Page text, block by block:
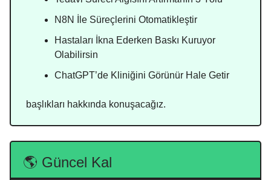
N8N İle Süreçlerini Otomatikleştir
Hastaları İkna Ederken Baskı Kuruyor
Olabilirsin
ChatGPT’de Kliniğini Görünür Hale Getir
başlıkları hakkında konuşacağız.
🌎 Güncel Kal